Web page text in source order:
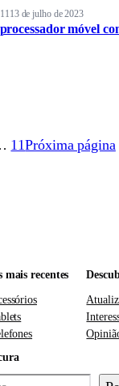
13 de julho de 2023
móvel
11Próxima página
mais recentes